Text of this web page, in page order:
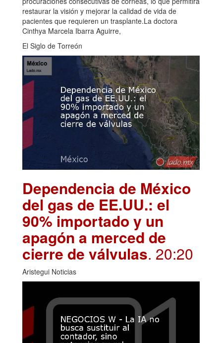
restaurar la visión y mejorar la calidad de vida de
pacientes que requieren un trasplante.La doctora
Cinthya Marcela Ibarra Aguirre,
El Siglo de Torreón
Dependencia de México
del gas de EE.UU.: el
90% importado y un
apagón a merced de
cierre de válvulas. 20:20
Aristegui Noticias